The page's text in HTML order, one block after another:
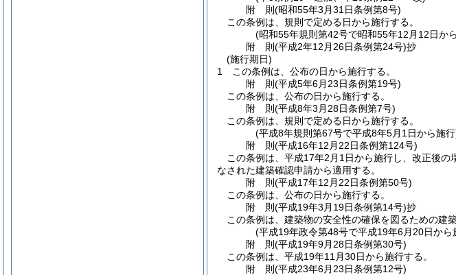
附 則(昭和55年3月31日条例第8号)
この条例は、規則で定める日から施行する。
(昭和55年規則第42号で昭和55年12月12日か
附 則(平成2年12月26日条例第24号)抄
(施行期日)
1
この条例は、公布の日から施行する。
附 則(平成5年6月23日条例第19号)
この条例は、公布の日から施行する。
附 則(平成8年3月28日条例第7号)
この条例は、規則で定める日から施行する。
(平成8年規則第67号で平成8年5月1日から施
附 則(平成16年12月22日条例第124号)
この条例は、平成17年2月1日から施行し、改正後
なされた建築確認申請から適用する。
附 則(平成17年12月22日条例第50号)
この条例は、公布の日から施行する。
附 則(平成19年3月19日条例第14号)抄
この条例は、建築物の安全性の確保を図るための建
(平成19年政令第48号で平成19年6月20日から
附 則(平成19年9月28日条例第30号)
この条例は、平成19年11月30日から施行する。
附 則(平成23年6月23日条例第12号)